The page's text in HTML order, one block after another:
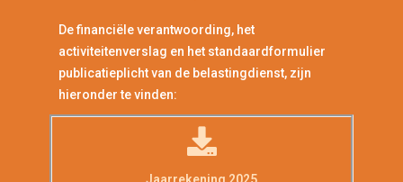
De financiële verantwoording, het
activiteitenverslag en het standaardformulier
publicatieplicht van de belastingdienst, zijn
hieronder te vinden:
Jaarrekening 2025